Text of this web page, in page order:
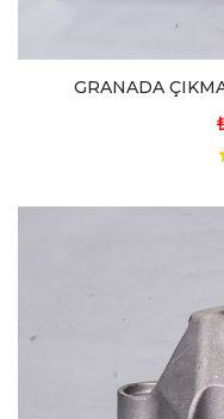
GRANADA